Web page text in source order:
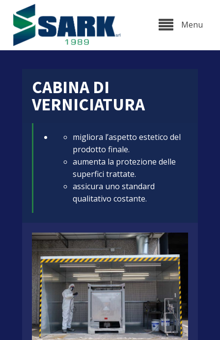
Menu
CABINA DI
VERNICIATURA
migliora l’aspetto estetico del
prodotto finale.
aumenta la protezione delle
superfici trattate.
assicura uno standard
qualitativo costante.